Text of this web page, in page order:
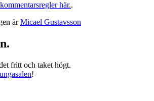
här..
ärMicael Gustavsson
fritt och taket högt.
!